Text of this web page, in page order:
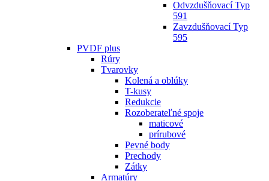
Odvzdušňovací Typ
591
Zavzdušňovací Typ
595
PVDF plus
Rúry
Tvarovky
Kolená a oblúky
T-kusy
Redukcie
Rozoberateľné spoje
maticové
prírubové
Pevné body
Prechody
Zátky
Armatúry